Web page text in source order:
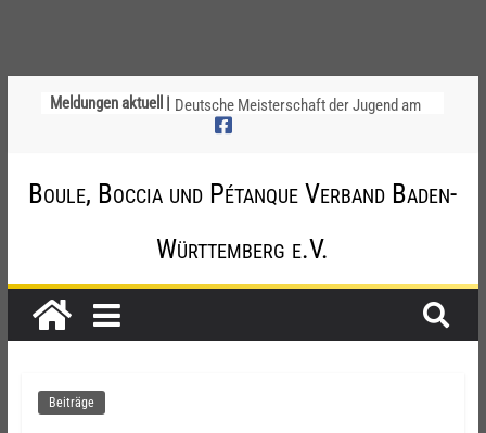
Meldungen aktuell |
Deutsche Meisterschaft der Jugend am
12. / 13. September 2026 – die
Einladung zur Jugendvollversammlung
am 20.09.2026
2026
Boule, Boccia und Pétanque Verband Baden-
Württemberg e.V.
Beiträge